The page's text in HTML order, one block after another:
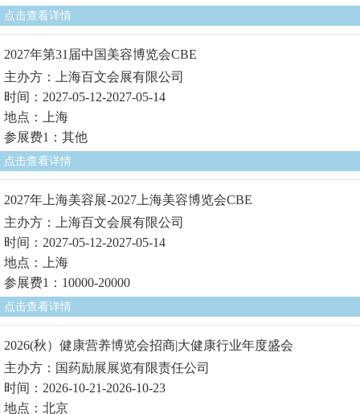
点击查看详情
2027年第31届中国美容博览会CBE
主办方：上海百文会展有限公司
时间：2027-05-12-2027-05-14
地点：上海
参展费1：其他
点击查看详情
2027年上海美容展-2027上海美容博览会CBE
主办方：上海百文会展有限公司
时间：2027-05-12-2027-05-14
地点：上海
参展费1：10000-20000
点击查看详情
2026(秋）健康营养博览会招商|大健康行业年度盛会
主办方：国药励展展览有限责任公司
时间：2026-10-21-2026-10-23
地点：北京